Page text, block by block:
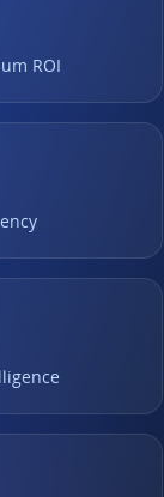
ROI